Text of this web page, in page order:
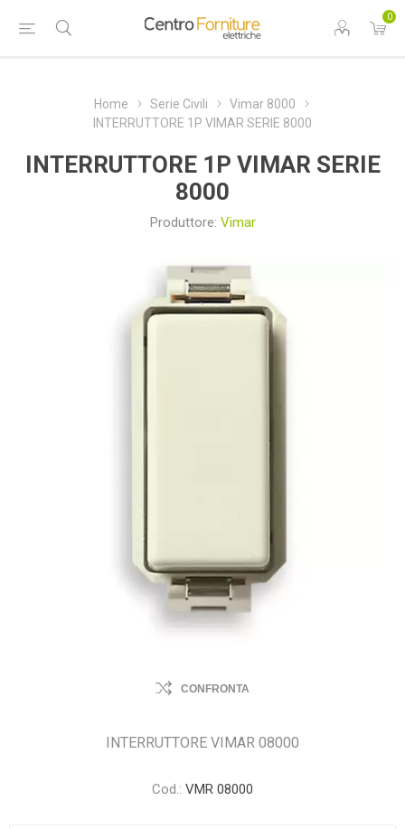
0
Home Serie Civili
Vimar 8000
INTERRUTTORE 1P VIMAR SERIE 8000
INTERRUTTORE 1P VIMAR SERIE
8000
Produttore: Vimar
CONFRONTA
INTERRUTTORE VIMAR 08000
Cod.: VMR 08000